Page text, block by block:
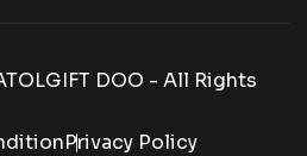
DOO - All Rights
Privacy Policy